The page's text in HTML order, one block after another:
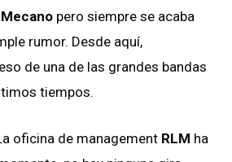
Mecano pero siempre se acaba
rumor. Desde aquí,
de una de las grandes bandas
tiempos.
oficina de management RLM ha